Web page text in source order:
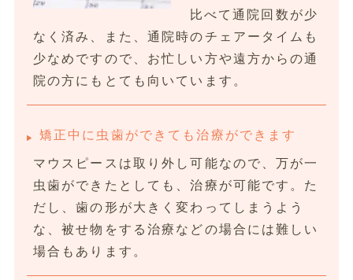
比べて通院回数が少
なく済み、また、通院時のチェアータイムも
少なめですので、お忙しい方や遠方からの通
院の方にもとても向いています。
矯正中に虫歯ができても治療ができます
マウスピースは取り外し可能なので、万が一
虫歯ができたとしても、治療が可能です。た
だし、歯の形が大きく変わってしまうよう
な、被せ物をする治療などの場合には難しい
場合もあります。